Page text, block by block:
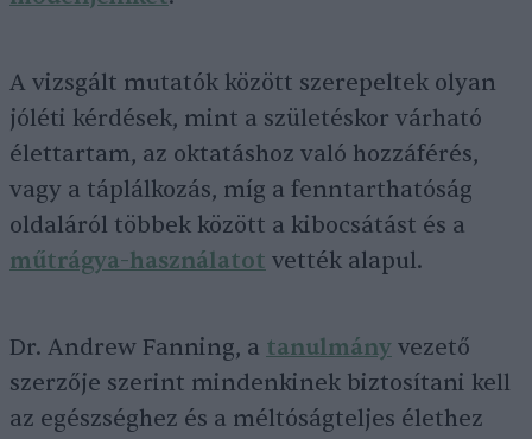
A vizsgált mutatók között szerepeltek olyan
jóléti kérdések, mint a születéskor várható
élettartam, az oktatáshoz való hozzáférés,
vagy a táplálkozás, míg a fenntarthatóság
oldaláról többek között a kibocsátást és a
műtrágya-használatot vették alapul.
Dr. Andrew Fanning, a tanulmány vezető
szerzője szerint mindenkinek biztosítani kell
az egészséghez és a méltóságteljes élethez